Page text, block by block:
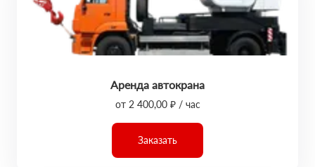
Аренда автокрана
от 2 400,00 ₽ / час
Заказать